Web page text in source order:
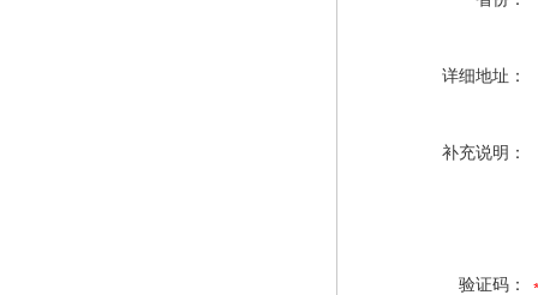
详细地址：
补充说明：
验证码：